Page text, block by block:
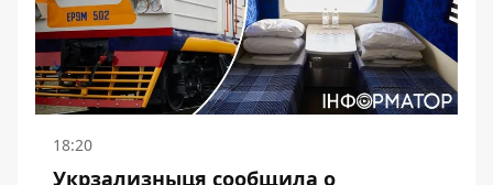
18:20
Укрзализныця сообщила о